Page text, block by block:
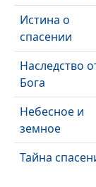
Истина о
спасении
Наследство
Бога
Небесное и
земное
Тайна